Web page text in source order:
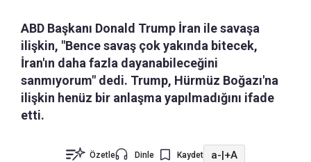
ABD Başkanı Donald Trump İran ile savaşa
ilişkin, "Bence savaş çok yakında bitecek,
İran'ın daha fazla dayanabileceğini
sanmıyorum" dedi. Trump, Hürmüz Boğazı'na
ilişkin henüz bir anlaşma yapılmadığını ifade
etti.
Özetle Dinle Kaydet a-|+A